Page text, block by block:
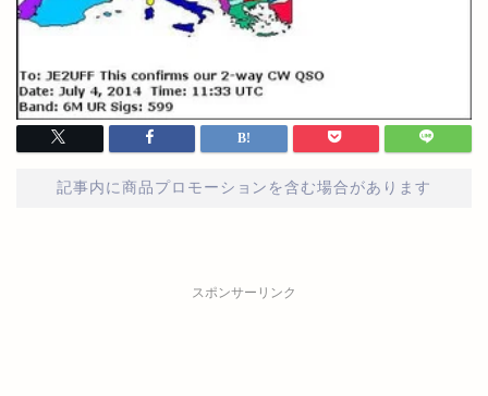
記事内に商品プロモーションを含む場合があります
スポンサーリンク